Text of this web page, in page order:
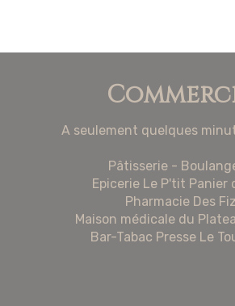
A seulement quelques
Pâtisserie -
Epicerie Le P'tit Panier
Pharmacie Des Fiz
Maison médicale du
Bar-Tabac Presse Le